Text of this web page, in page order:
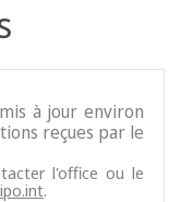
à jour environ
reçues par le
l'office ou le
.